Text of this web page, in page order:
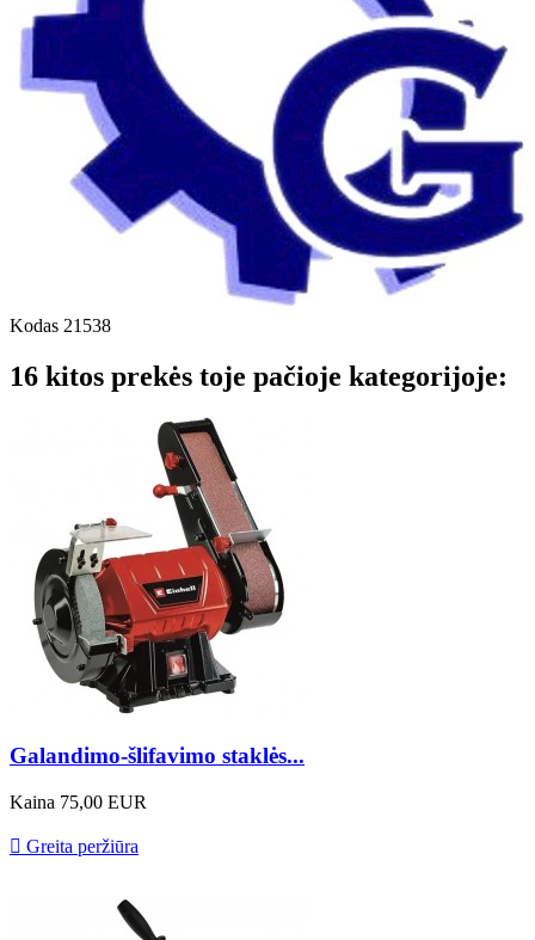
Kodas 21538
16 kitos prekės toje pačioje kategorijoje:
Galandimo-šlifavimo staklės...
Kaina 75,00 EUR
 Greita peržiūra